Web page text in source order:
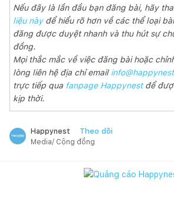
Nếu đây là lần đầu bạn đăng bài, hãy
liệu nàyđể hiểu rõ hơn về các thể loại
đăng được duyệt nhanh và thu hút sự
đồng.
Mọi thắc mắc về việc đăng bài hoặc
lòng liên hệ địa chỉ email
trực tiếp qua fanpage Happynestđể
kịp thời.
Happynest Theo dõi
Media/ Cộng đồng